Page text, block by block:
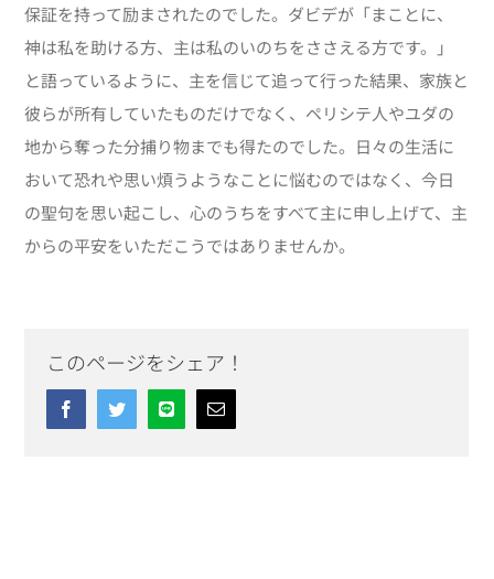
保証を持って励まされたのでした。ダビデが「まことに、
神は私を助ける方、主は私のいのちをささえる方です。」
と語っているように、主を信じて追って行った結果、家族と
彼らが所有していたものだけでなく、ペリシテ人やユダの
地から奪った分捕り物までも得たのでした。日々の生活に
おいて恐れや思い煩うようなことに悩むのではなく、今日
の聖句を思い起こし、心のうちをすべて主に申し上げて、主
からの平安をいただこうではありませんか。
このページをシェア！
FacebookTwitterLine Email